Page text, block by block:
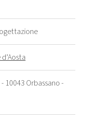
10043 Orbassano -